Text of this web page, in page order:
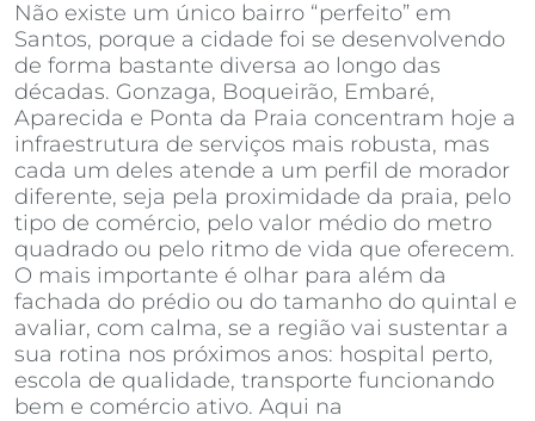
Não existe um único bairro “perfeito” em
Santos, porque a cidade foi se desenvolvendo
de forma bastante diversa ao longo das
décadas. Gonzaga, Boqueirão, Embaré,
Aparecida e Ponta da Praia concentram hoje a
infraestrutura de serviços mais robusta, mas
cada um deles atende a um perfil de morador
diferente, seja pela proximidade da praia, pelo
tipo de comércio, pelo valor médio do metro
quadrado ou pelo ritmo de vida que oferecem.
O mais importante é olhar para além da
fachada do prédio ou do tamanho do quintal e
avaliar, com calma, se a região vai sustentar a
sua rotina nos próximos anos: hospital perto,
escola de qualidade, transporte funcionando
bem e comércio ativo. Aqui na